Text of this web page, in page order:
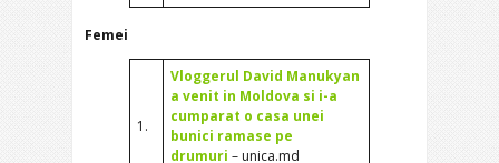
Femei
1.
Vloggerul David Manukyan
a venit in Moldova si i-a
cumparat o casa unei
bunici ramase pe
drumuri – unica.md